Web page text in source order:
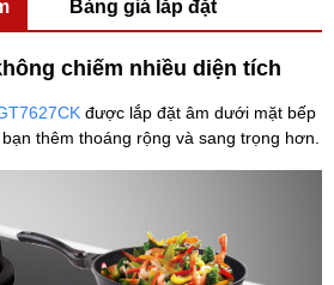
Bảng giá lắp đặt
chiếm nhiều diện tích
được lắp đặt âm dưới mặt bếp
thêm thoáng rộng và sang trọng hơn.